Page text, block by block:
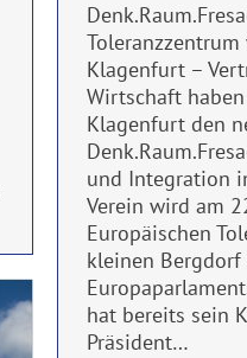
Klagenfurt –
Wirtschaft
Klagenfurt den
und Integration
Verein wird am
Europäischen
kleinen Bergdorf
hat bereits sein
Präsident…